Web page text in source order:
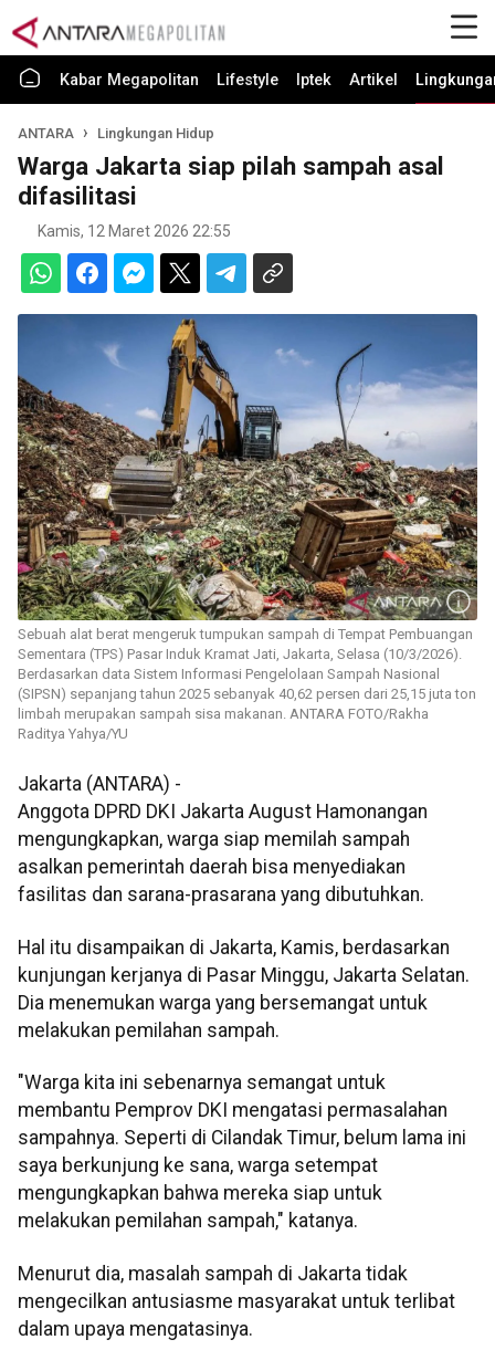
Kabar Megapolitan Lifestyle Iptek Artikel
ANTARA Lingkungan Hidup
Warga Jakarta siap pilah sampah asal
difasilitasi
Kamis, 12 Maret 2026 22:55
Sebuah alat berat mengeruk tumpukan sampah di Tempat Pembuangan
Sementara (TPS) Pasar Induk Kramat Jati, Jakarta, Selasa (10/3/2026).
Berdasarkan data Sistem Informasi Pengelolaan Sampah Nasional
(SIPSN) sepanjang tahun 2025 sebanyak 40,62 persen dari 25,15 juta ton
limbah merupakan sampah sisa makanan. ANTARA FOTO/Rakha
Raditya Yahya/YU
Jakarta (ANTARA) -
Anggota DPRD DKI Jakarta August Hamonangan
mengungkapkan, warga siap memilah sampah
asalkan pemerintah daerah bisa menyediakan
fasilitas dan sarana-prasarana yang dibutuhkan.
Hal itu disampaikan di Jakarta, Kamis, berdasarkan
kunjungan kerjanya di Pasar Minggu, Jakarta Selatan.
Dia menemukan warga yang bersemangat untuk
melakukan pemilahan sampah.
"Warga kita ini sebenarnya semangat untuk
membantu Pemprov DKI mengatasi permasalahan
sampahnya. Seperti di Cilandak Timur, belum lama ini
saya berkunjung ke sana, warga setempat
mengungkapkan bahwa mereka siap untuk
melakukan pemilahan sampah," katanya.
Menurut dia, masalah sampah di Jakarta tidak
mengecilkan antusiasme masyarakat untuk terlibat
dalam upaya mengatasinya.